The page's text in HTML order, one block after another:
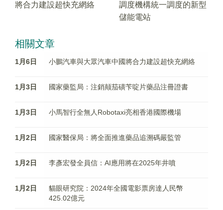
將合力建設超快充網絡
調度機構統一調度的新型
儲能電站
相關文章
1月6日 小鵬汽車與大眾汽車中國將合力建設超快充網絡
1月3日 國家藥監局：注銷颠茄磺苄啶片藥品注冊證書
1月3日 小馬智行全無人Robotaxi亮相香港國際機場
1月2日 國家醫保局：將全面推進藥品追溯碼嚴監管
1月2日 李彥宏發全員信：AI應用將在2025年井噴
1月2日
貓眼研究院：2024年全國電影票房達人民幣
425.02億元